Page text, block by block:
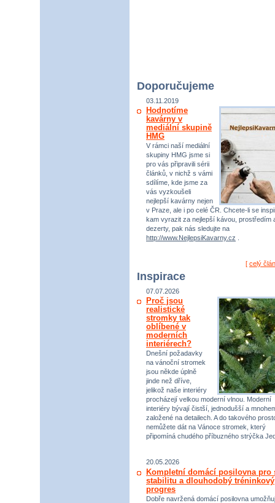
Doporučujeme
03.11.2019
Hodnotíme
kavárny v
mediální skupině
HMG
V rámci naší mediální
skupiny HMG jsme si
pro vás připravili sérii
článků, v nichž s vámi
sdílíme, kde jsme za
vás vyzkoušeli
nejlepší kavárny nejen
v Praze, ale i po celé ČR. Chcete-li se
kam vyrazit za nejlepší kávou, prostředím
dezerty, pak nás sledujte na
http://www.NejlepsiKavarny.cz
[ celý
Inspirace
07.07.2026
Proč jsou
realistické
stromky tak
oblíbené v
moderních
interiérech?
Dnešní požadavky
na vánoční stromek
jsou někde úplně
jinde než dříve,
jelikož naše interiéry
procházejí velkou moderní vlnou. Moderní
interiéry bývají čistší, jednodušší a
založené na detailech. A do takového
nemůžete dát na Vánoce stromek, který
připomíná chudého příbuzného strýčka
20.05.2026
Kompletní domácí posilovna pro
stabilitu a dlouhodobý tréninkový
progres
Dobře navržená domácí posilovna